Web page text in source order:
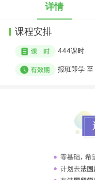
详情
课程安排
444课时
报班即学至